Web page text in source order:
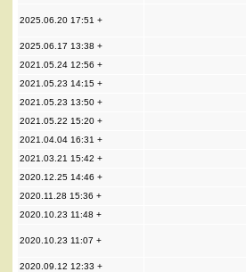
2025.06.20 17:51 +
2025.06.17 13:38 +
2021.05.24 12:56 +
2021.05.23 14:15 +
2021.05.23 13:50 +
2021.05.22 15:20 +
2021.04.04 16:31 +
2021.03.21 15:42 +
2020.12.25 14:46 +
2020.11.28 15:36 +
2020.10.23 11:48 +
2020.10.23 11:07 +
2020.09.12 12:33 +